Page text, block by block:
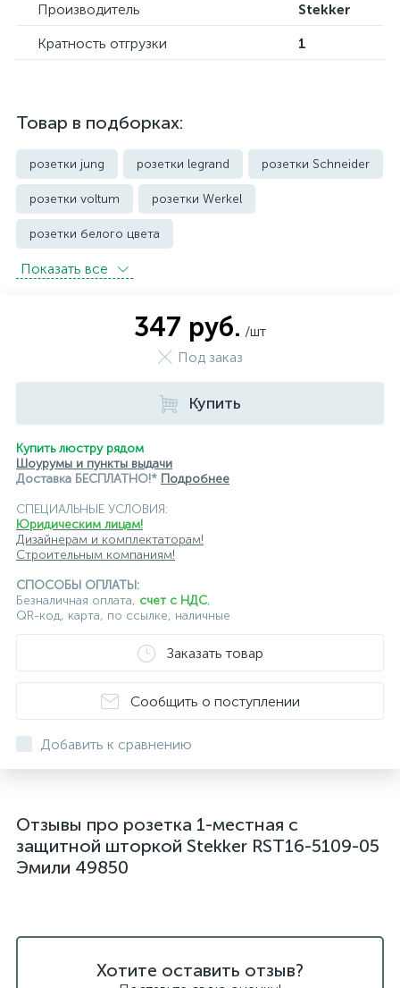
Производитель
Stekker
Кратность отгрузки
1
Товар в подборках:
розетки jung розетки legrand розетки Schneider
розетки voltum розетки Werkel
розетки белого цвета
розетки с защитой от влаги IP44 и выше
Показать всe
347 руб. /шт
Под заказ
Купить
Купить люстру рядом
Шоурумы и пункты выдачи
Доставка БЕСПЛАТНО!* Подробнее
СПЕЦИАЛЬНЫЕ УСЛОВИЯ:
Юридическим лицам!
Дизайнерам и комплектаторам!
Строительным компаниям!
СПОСОБЫ ОПЛАТЫ:
Безналичная оплата, счет с НДС,
QR-код, карта, по ссылке, наличные
Заказать товар
Сообщить о поступлении
Добавить к сравнению
Отзывы про розетка 1-местная с
защитной шторкой Stekker RST16-5109-05
Эмили 49850
Хотите оставить отзыв?